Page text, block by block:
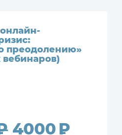
преодолению»
вебинаров)
4000